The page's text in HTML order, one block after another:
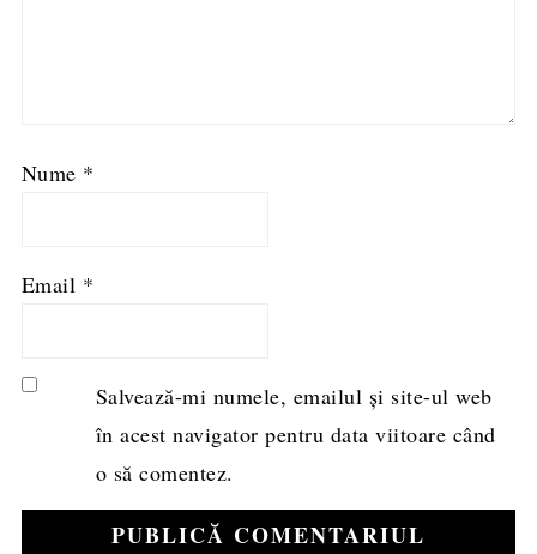
Nume *
Email *
Salvează-mi numele, emailul și site-ul web
în acest navigator pentru data viitoare când
o să comentez.